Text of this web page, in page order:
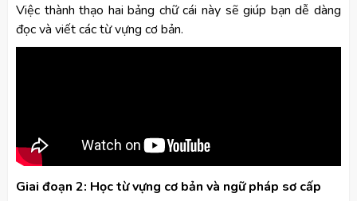
Việc thành thạo hai bảng chữ cái này sẽ giúp bạn dễ dàng
đọc và viết các từ vựng cơ bản.
Giai đoạn 2: Học từ vựng cơ bản và ngữ pháp sơ cấp